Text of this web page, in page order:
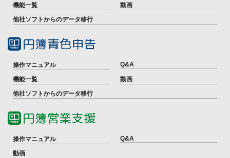
機能一覧
動画
他社ソフトからのデータ移行
操作マニュアル Q&A
機能一覧
動画
他社ソフトからのデータ移行
操作マニュアル Q&A
動画